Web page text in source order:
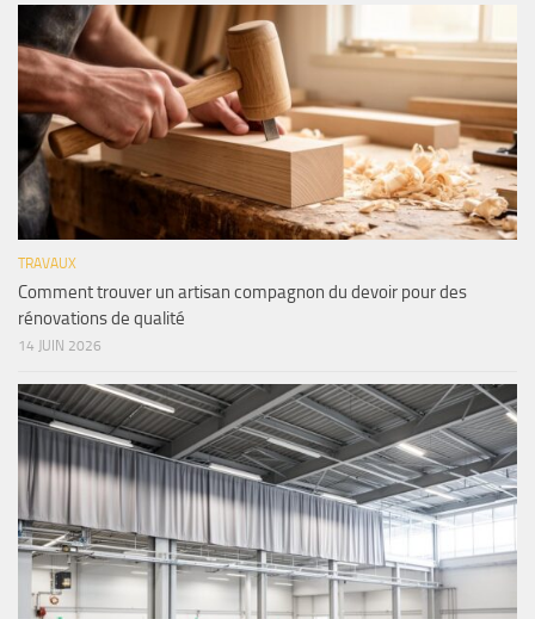
TRAVAUX
Comment trouver un artisan compagnon du devoir pour des
rénovations de qualité
14 JUIN 2026